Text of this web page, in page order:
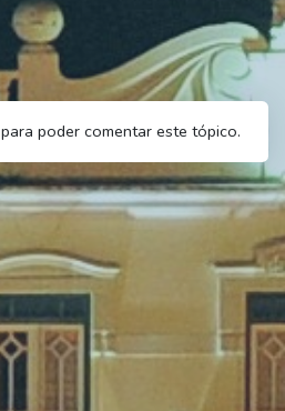
para poder comentar este tópico.